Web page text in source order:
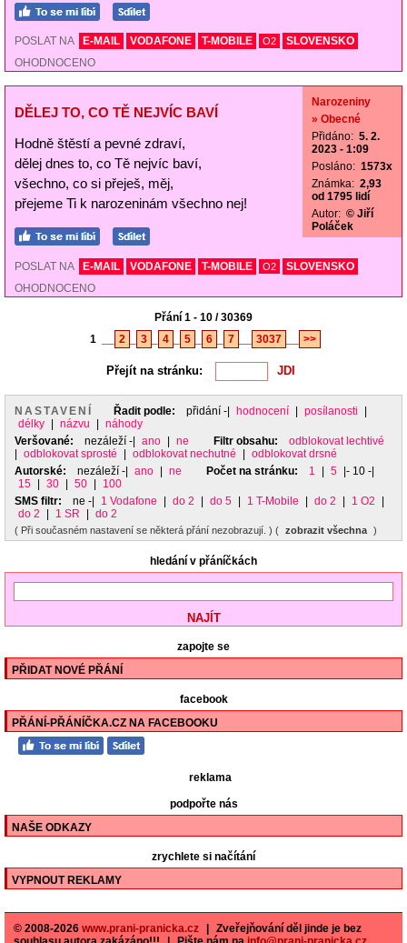
POSLAT NA E-MAIL VODAFONE T-MOBILE O2
SLOVENSKO
OHODNOCENO
DĚLEJ TO, CO TĚ NEJVÍC BAVÍ
Hodně štěstí a pevné zdraví,
dělej dnes to, co Tě nejvíc baví,
všechno, co si přeješ, měj,
přejeme Ti k narozeninám všechno nej!
Narozeniny
» Obecné
Přidáno: 5. 2.
2023 - 1:09
Posláno: 1573x
Známka: 2,93
od 1795 lidí
Autor: © Jiří
Poláček
POSLAT NA E-MAIL VODAFONE T-MOBILE O2
SLOVENSKO
OHODNOCENO
Přání 1 - 10 / 30369
1
2 3 4 5 6 7 3037 >>
Přejít na stránku:
NASTAVENÍ Řadit podle: přidání -| hodnocení posílanosti
délky
názvu
náhody
Veršované:
nezáleží -| ano ne Filtr obsahu:
odblokovat lechtivé
odblokovat sprosté odblokovat nechutné
odblokovat drsné
Autorské:
nezáleží -| ano ne Počet na stránku: 1 5
|- 10 -|
15
30 50
100
SMS filtr:
ne -| 1 Vodafone do 2 do 5 1 T-Mobile do 2 1 O2
do 2
1 SR do 2
( Při současném nastavení se některá přání nezobrazují. ) ( zobrazit všechna )
hledání v přáníčkách
zapojte se
PŘIDAT NOVÉ PŘÁNÍ
facebook
PŘÁNÍ-PŘÁNÍČKA.CZ NA FACEBOOKU
reklama
podpořte nás
NAŠE ODKAZY
zrychlete si načítání
VYPNOUT REKLAMY
© 2008-2026 www.prani-pranicka.cz
Zveřejňování děl jinde je bez